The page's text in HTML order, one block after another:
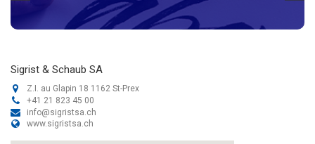
Pauli Papeterie und Spielwaren
Lenzburgerstr. 12 5103 Wildegg, CH-AG 062 893 11 11
St.-Gallerstrasse 60a 9201 Gossau, CH-SG 071 388 48 28
Pius Schäfler AG
Bahnhofstrasse 5 8570 Weinfelden, CH-TG 071 622 57 11
Sigrist & Schaub SA
Z.I. au Glapin 18 1162 St-Prex
+41 21 823 45 00
info@sigristsa.ch
www.sigristsa.ch